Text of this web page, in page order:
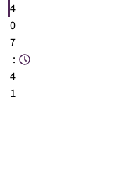
4
0
7
:
4
1